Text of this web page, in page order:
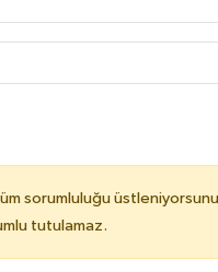
sorumluluğu
tutulamaz.